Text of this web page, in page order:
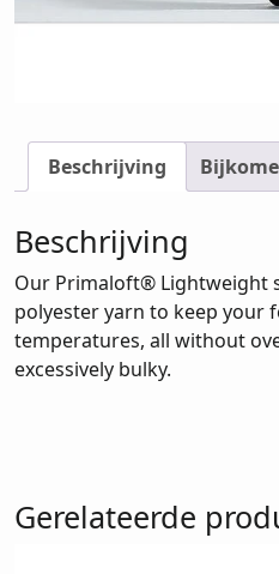
Beschrijving
Beschrijving
Our Primaloft® Lightweight
polyester yarn to keep your
temperatures, all without
excessively bulky.
Gerelateerde